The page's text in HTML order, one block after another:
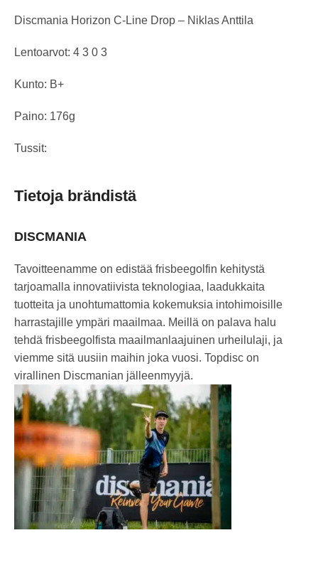
Discmania Horizon C-Line Drop – Niklas Anttila
Lentoarvot: 4 3 0 3
Kunto: B+
Paino: 176g
Tussit:
Tietoja brändistä
DISCMANIA
Tavoitteenamme on edistää frisbeegolfin kehitystä
tarjoamalla innovatiivista teknologiaa, laadukkaita
tuotteita ja unohtumattomia kokemuksia intohimoisille
harrastajille ympäri maailmaa. Meillä on palava halu
tehdä frisbeegolfista maailmanlaajuinen urheilulaji, ja
viemme sitä uusiin maihin joka vuosi. Topdisc on
virallinen Discmanian jälleenmyyjä.